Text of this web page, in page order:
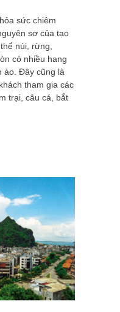
sức chiêm
sơ của tạo
núi, rừng,
có nhiều hang
ảo. Đây cũng là
tham gia các
trại, câu cá, bắt